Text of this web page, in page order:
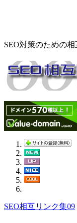
SEO対策のための
SEO相互リンク集09